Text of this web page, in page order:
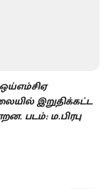
இறுதிக்கட்ட
படம்: ம.பிரபு